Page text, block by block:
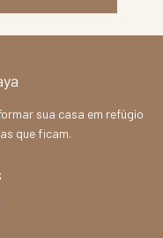
sua casa em refúgio
que ficam.